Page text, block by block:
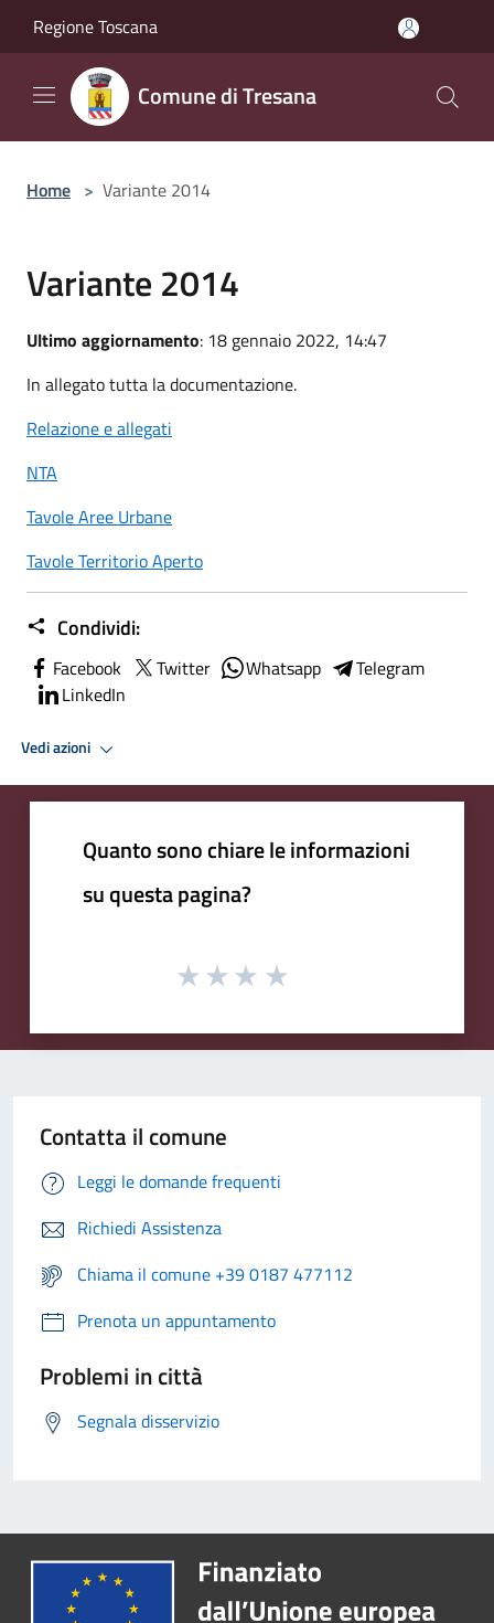
Regione Toscana
Comune di Tresana
Home > Variante 2014
Variante 2014
Ultimo aggiornamento: 18 gennaio 2022, 14:47
In allegato tutta la documentazione.
Relazione e allegati
NTA
Tavole Aree Urbane
Tavole Territorio Aperto
Condividi:
Facebook Twitter Whatsapp
Telegram
LinkedIn
Vedi azioni
Quanto sono chiare le informazioni
su questa pagina?
Contatta il comune
Leggi le domande frequenti
Richiedi Assistenza
Chiama il comune +39 0187 477112
Prenota un appuntamento
Problemi in città
Segnala disservizio